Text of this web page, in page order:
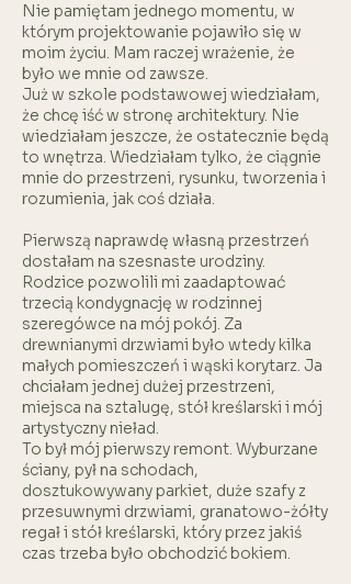
Nie pamiętam jednego momentu, w
którym projektowanie pojawiło się w
moim życiu. Mam raczej wrażenie, że
było we mnie od zawsze.
Już w szkole podstawowej wiedziałam,
że chcę iść w stronę architektury. Nie
wiedziałam jeszcze, że ostatecznie będą
to wnętrza. Wiedziałam tylko, że ciągnie
mnie do przestrzeni, rysunku, tworzenia i
rozumienia, jak coś działa.
Pierwszą naprawdę własną przestrzeń
dostałam na szesnaste urodziny.
Rodzice pozwolili mi zaadaptować
trzecią kondygnację w rodzinnej
szeregówce na mój pokój. Za
drewnianymi drzwiami było wtedy kilka
małych pomieszczeń i wąski korytarz. Ja
chciałam jednej dużej przestrzeni,
miejsca na sztalugę, stół kreślarski i mój
artystyczny nieład.
To był mój pierwszy remont. Wyburzane
ściany, pył na schodach,
dosztukowywany parkiet, duże szafy z
przesuwnymi drzwiami, granatowo-żółty
regał i stół kreślarski, który przez jakiś
czas trzeba było obchodzić bokiem.